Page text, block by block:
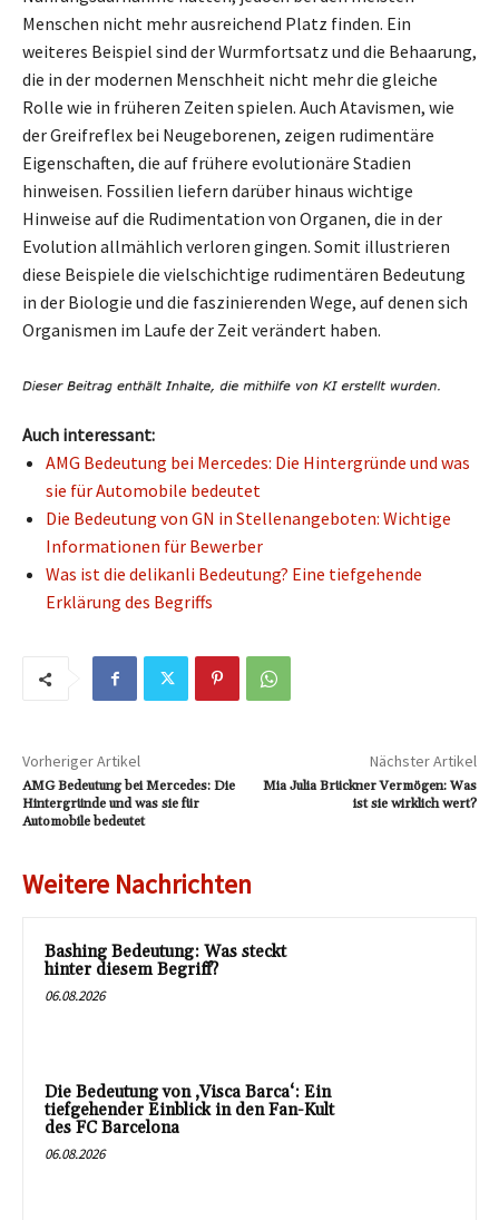
Menschen nicht mehr ausreichend Platz finden. Ein
weiteres Beispiel sind der Wurmfortsatz und die Behaarung,
die in der modernen Menschheit nicht mehr die gleiche
Rolle wie in früheren Zeiten spielen. Auch Atavismen, wie
der Greifreflex bei Neugeborenen, zeigen rudimentäre
Eigenschaften, die auf frühere evolutionäre Stadien
hinweisen. Fossilien liefern darüber hinaus wichtige
Hinweise auf die Rudimentation von Organen, die in der
Evolution allmählich verloren gingen. Somit illustrieren
diese Beispiele die vielschichtige rudimentären Bedeutung
in der Biologie und die faszinierenden Wege, auf denen sich
Organismen im Laufe der Zeit verändert haben.
Auch interessant:
AMG Bedeutung bei Mercedes: Die Hintergründe und was
sie für Automobile bedeutet
Die Bedeutung von GN in Stellenangeboten: Wichtige
Informationen für Bewerber
Was ist die delikanli Bedeutung? Eine tiefgehende
Erklärung des Begriffs
Vorheriger Artikel
AMG Bedeutung bei Mercedes: Die
Hintergründe und was sie für
Automobile bedeutet
Nächster Artikel
Mia Julia Brückner Vermögen: Was
ist sie wirklich wert?
Weitere Nachrichten
Bashing Bedeutung: Was steckt
hinter diesem Begriff?
06.08.2026
Die Bedeutung von ‚Visca Barca‘: Ein
tiefgehender Einblick in den Fan-Kult
des FC Barcelona
06.08.2026